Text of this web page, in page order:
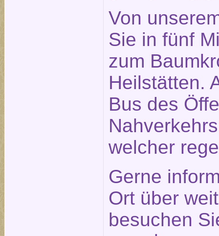
Von
Sie in fünf
zum
Heilstätten.
Bus des
welcher
Gerne
Ort über
besuchen